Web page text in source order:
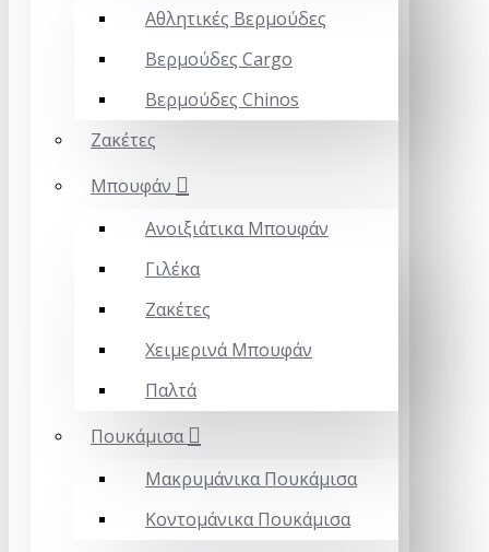
Αθλητικές Βερμούδες
Βερμούδες Cargo
Βερμούδες Chinos
Ζακέτες
Mπουφάν
Ανοιξιάτικα Μπουφάν
Γιλέκα
Ζακέτες
Χειμερινά Μπουφάν
Παλτά
Πουκάμισα
Μακρυμάνικα Πουκάμισα
Κοντομάνικα Πουκάμισα